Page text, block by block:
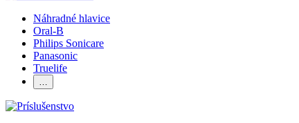
Náhradné hlavice
Oral-B
Philips Sonicare
Panasonic
Truelife
…